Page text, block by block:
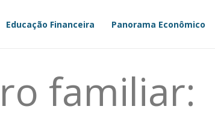
Educação Financeira Panorama Econômico
familiar: